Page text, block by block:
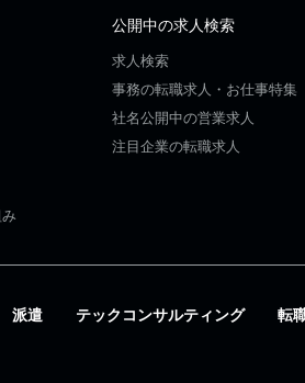
公開中の求人検索
求人検索
事務の転職求人・お仕事特集
社名公開中の営業求人
注目企業の転職求人
派遣 テックコンサルティング 転